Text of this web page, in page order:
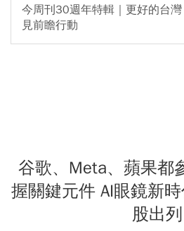
今周刊30週年特輯｜更好的台
見前瞻行動
谷歌、Meta、蘋果都
握關鍵元件 AI眼鏡新
股出列